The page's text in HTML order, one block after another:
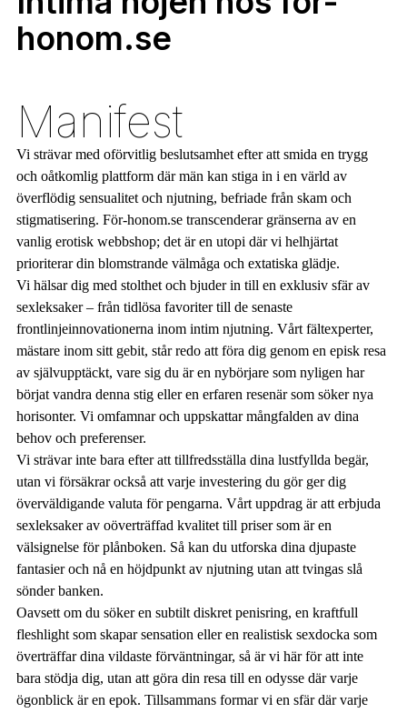
honom.se
Manifest
Vi strävar med oförvitlig beslutsamhet efter att smida en trygg
och oåtkomlig plattform där män kan stiga in i en värld av
överflödig sensualitet och njutning, befriade från skam och
stigmatisering. För-honom.se transcenderar gränserna av en
vanlig erotisk webbshop; det är en utopi där vi helhjärtat
prioriterar din blomstrande välmåga och extatiska glädje.
Vi hälsar dig med stolthet och bjuder in till en exklusiv sfär av
sexleksaker – från tidlösa favoriter till de senaste
frontlinjeinnovationerna inom intim njutning. Vårt fältexperter,
mästare inom sitt gebit, står redo att föra dig genom en episk resa
av självupptäckt, vare sig du är en nybörjare som nyligen har
börjat vandra denna stig eller en erfaren resenär som söker nya
horisonter. Vi omfamnar och uppskattar mångfalden av dina
behov och preferenser.
Vi strävar inte bara efter att tillfredsställa dina lustfyllda begär,
utan vi försäkrar också att varje investering du gör ger dig
överväldigande valuta för pengarna. Vårt uppdrag är att erbjuda
sexleksaker av oöverträffad kvalitet till priser som är en
välsignelse för plånboken. Så kan du utforska dina djupaste
fantasier och nå en höjdpunkt av njutning utan att tvingas slå
sönder banken.
Oavsett om du söker en subtilt diskret penisring, en kraftfull
fleshlight som skapar sensation eller en realistisk sexdocka som
överträffar dina vildaste förväntningar, så är vi här för att inte
bara stödja dig, utan att göra din resa till en odysse där varje
ögonblick är en epok. Tillsammans formar vi en sfär där varje